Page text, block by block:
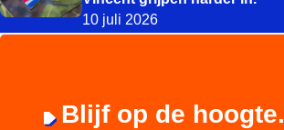
10 juli 2026
Blijf op de hoogte.